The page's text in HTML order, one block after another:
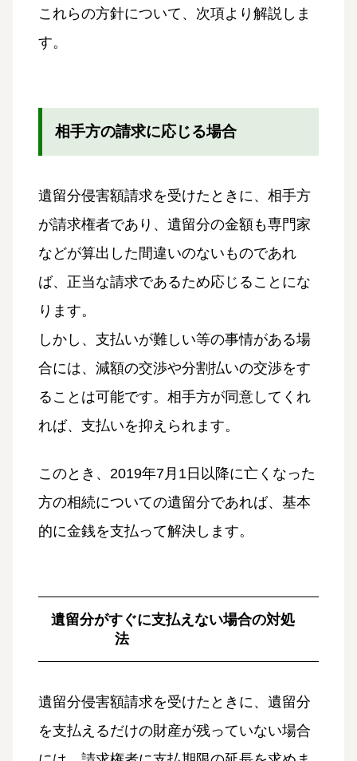
これらの方針について、次項より解説しま
す。
相手方の請求に応じる場合
遺留分侵害額請求を受けたときに、相手方
が請求権者であり、遺留分の金額も専門家
などが算出した間違いのないものであれ
ば、正当な請求であるため応じることにな
ります。
しかし、支払いが難しい等の事情がある場
合には、減額の交渉や分割払いの交渉をす
ることは可能です。相手方が同意してくれ
れば、支払いを抑えられます。
このとき、2019年7月1日以降に亡くなった
方の相続についての遺留分であれば、基本
的に金銭を支払って解決します。
遺留分がすぐに支払えない場合の対処
法
遺留分侵害額請求を受けたときに、遺留分
を支払えるだけの財産が残っていない場合